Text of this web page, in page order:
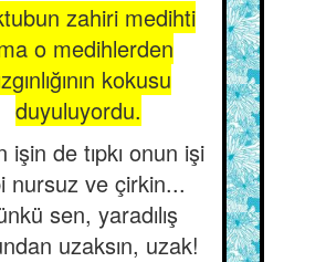
zahiri medihti
o medihlerden
kokusu
duyuluyordu.
işin de tıpkı onun işi
nursuz ve çirkin...
sen, yaradılış
uzaksın, uzak!